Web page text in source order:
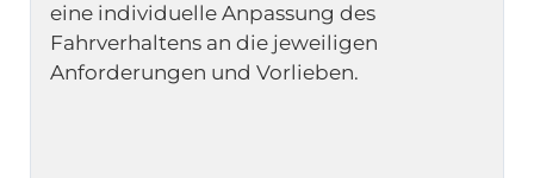
eine individuelle Anpassung des
Fahrverhaltens an die jeweiligen